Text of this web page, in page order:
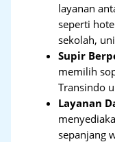
layanan
seperti
sekolah,
Supir
memilih
Transindo
Layanan
sepanjang